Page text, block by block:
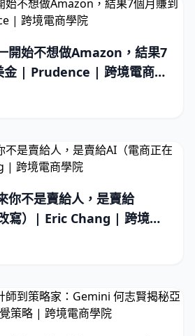
開始不想做Amazon，結果7
金 | Prudence | 跨境電商學
你不是賣給人，是賣給
寫）| Eric Chang | 跨境電